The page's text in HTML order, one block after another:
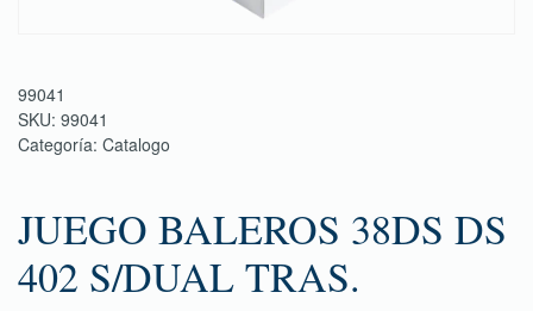
99041
SKU: 99041
Categoría: Catalogo
JUEGO BALEROS 38DS DS
402 S/DUAL TRAS.